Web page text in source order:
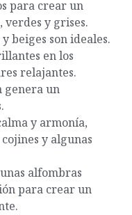
para crear un
verdes y grises.
beiges son ideales.
en los
relajantes.
genera un
y armonía,
y algunas
alfombras
para crear un